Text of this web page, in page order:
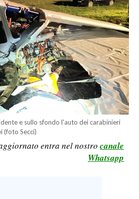
e sullo sfondo l'auto dei carabinieri
(foto Secci)
entra nel nostro canale
Whatsapp